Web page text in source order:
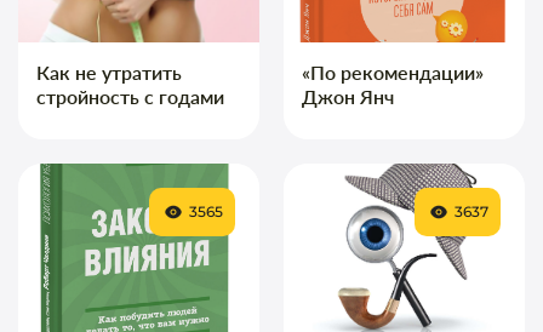
Как не утратить
стройность с годами
«По рекомендации»
Джон Янч
3565 3637